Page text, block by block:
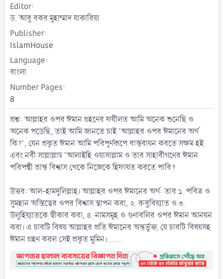
Editor
ড. আবু বকর মুহাম্মাদ যাকারিয়া
Publisher
IslamHouse
Language
বাংলা
Number Pages
8
প্রশ্ন: আল্লাহর ওপর ঈমান গ্রহণের ফযীলত আমি অনেক শুনেছি ও
অনেক পড়েছি, তাই আমি জানতে চাই 'আল্লাহর ওপর ঈমানের অর্থ
কি?', যেন প্রকৃত ঈমান আমি পরিপূর্ণরূপে বাস্তবায়ন করতে সক্ষম হই
এবং নবী সাল্লাল্লাহু 'আলাইহি ওয়াসাল্লাম ও তার সাহাবীগণের ঈমান
পরিপন্থী ভ্রান্ত বিশ্বাস থেকে নিজেকে হিফাযত করতে পারি?
উত্তর: আল-হামদুলিল্লাহ। আল্লাহর ওপর ঈমানের অর্থ: তার ১. পবিত্র ও
সুমহান অস্তিত্বের ওপর বিশ্বাস স্থাপন করা, ২. রুবুবিয়্যাত ও ৩.
উলুহিয়‍্যাতকে স্বীকার করা, ৪. নামসমূহ ও গুণাবলির ওপর ঈমান আনয়ন
করা। এ চারটি বিষয় আল্লাহর প্রতি ঈমানের অন্তর্ভুক্ত, যে চারটি বিষয়সহ
ঈমান গ্রহণ করল সেই প্রকৃত মুমিন।......